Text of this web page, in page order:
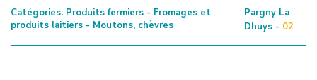
Catégories: Produits fermiers - Fromages et
produits laitiers - Moutons, chèvres
Pargny La
Dhuys - 02